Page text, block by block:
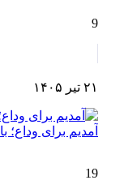
9
۲۱ تیر ۱۴۰۵
آمدیم برای
19